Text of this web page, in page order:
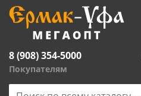
8 (908) 354-5000
Покупателям